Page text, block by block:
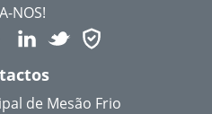
NOS!
de Mesão Frio